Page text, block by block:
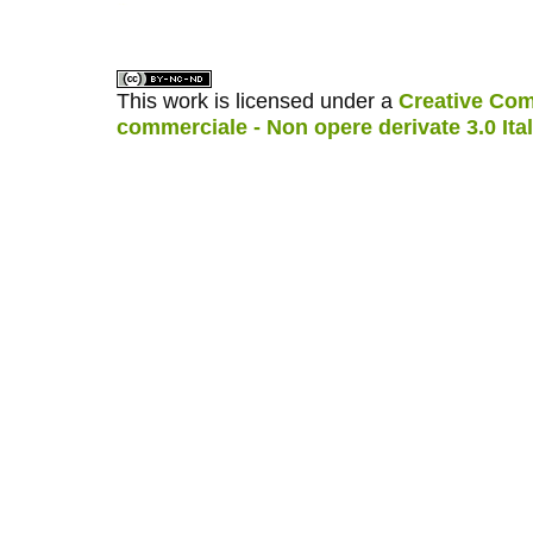
This work is licensed under a Creative
commerciale - Non opere derivate 3.0